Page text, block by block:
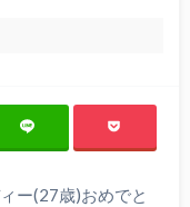
ー(27歳)おめでと